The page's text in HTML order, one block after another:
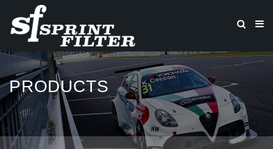
PRODUCTS